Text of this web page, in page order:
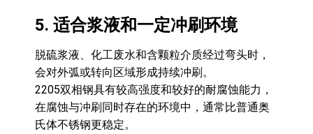
5. 适合浆液和一定冲刷环境
脱硫浆液、化工废水和含颗粒介质经过弯头时，
会对外弧或转向区域形成持续冲刷。
2205双相钢具有较高强度和较好的耐腐蚀能力，
在腐蚀与冲刷同时存在的环境中，通常比普通奥
氏体不锈钢更稳定。